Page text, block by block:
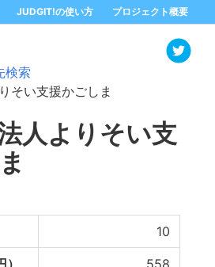
JUDGIT!の使い方 プロジェクト概要
検索
そい支援かごしま
人よりそい支
10
558